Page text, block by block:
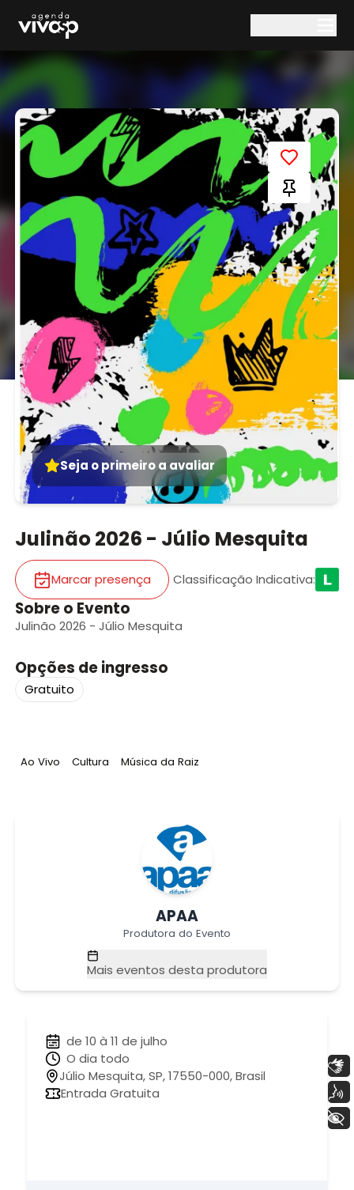
Seja o primeiro a avaliar
Julinão 2026 - Júlio Mesquita
Marcar presença Classificação Indicativa:
Sobre o Evento
Julinão 2026 - Júlio Mesquita
Opções de ingresso
Gratuito
Tag:
Ao Vivo Tag:
Cultura Tag:
Música da Raiz
APAA
Produtora do Evento
Mais eventos desta produtora
de 10 à 11 de julho
O dia todo
Júlio Mesquita, SP, 17550-000, Brasil
Entrada Gratuita